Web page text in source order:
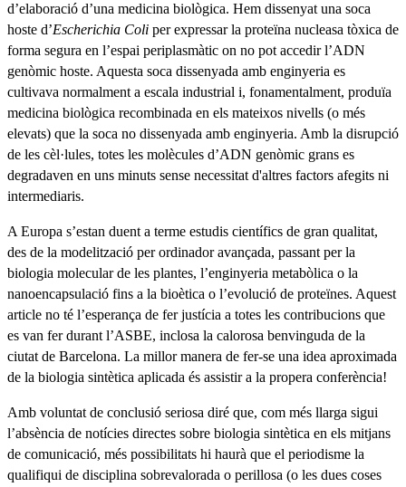
d’elaboració d’una medicina biològica. Hem dissenyat una soca
hoste d’Escherichia Coli per expressar la proteïna nucleasa tòxica de
forma segura en l’espai periplasmàtic on no pot accedir l’ADN
genòmic hoste. Aquesta soca dissenyada amb enginyeria es
cultivava normalment a escala industrial i, fonamentalment, produïa
medicina biològica recombinada en els mateixos nivells (o més
elevats) que la soca no dissenyada amb enginyeria. Amb la disrupció
de les cèl·lules, totes les molècules d’ADN genòmic grans es
degradaven en uns minuts sense necessitat d'altres factors afegits ni
intermediaris.
A Europa s’estan duent a terme estudis científics de gran qualitat,
des de la modelització per ordinador avançada, passant per la
biologia molecular de les plantes, l’enginyeria metabòlica o la
nanoencapsulació fins a la bioètica o l’evolució de proteïnes. Aquest
article no té l’esperança de fer justícia a totes les contribucions que
es van fer durant l’ASBE, inclosa la calorosa benvinguda de la
ciutat de Barcelona. La millor manera de fer-se una idea aproximada
de la biologia sintètica aplicada és assistir a la propera conferència!
Amb voluntat de conclusió seriosa diré que, com més llarga sigui
l’absència de notícies directes sobre biologia sintètica en els mitjans
de comunicació, més possibilitats hi haurà que el periodisme la
qualifiqui de disciplina sobrevalorada o perillosa (o les dues coses